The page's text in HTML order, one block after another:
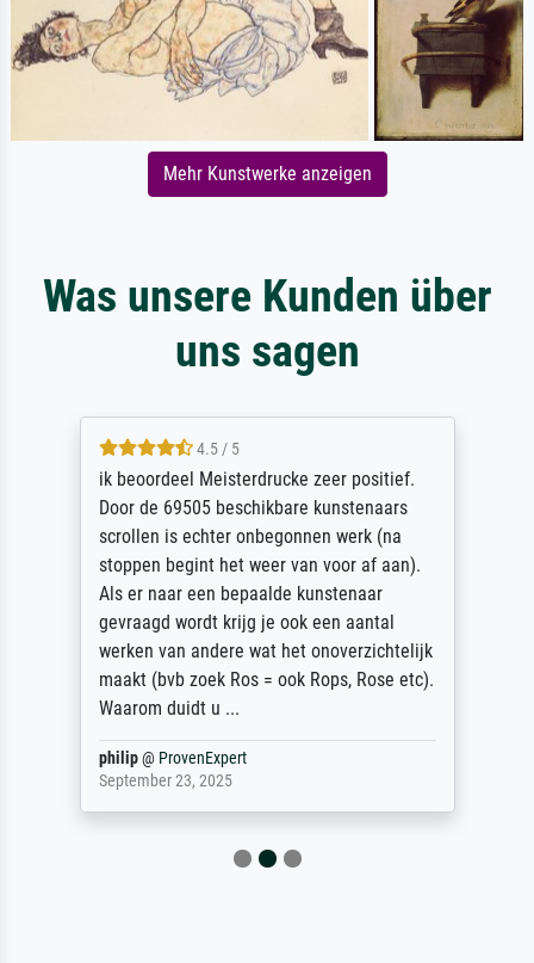
Mehr Kunstwerke anzeigen
Was unsere Kunden über
uns sagen
4.5 / 5
ik beoordeel Meisterdrucke zeer positief.
Door de 69505 beschikbare kunstenaars
scrollen is echter onbegonnen werk (na
stoppen begint het weer van voor af aan).
Als er naar een bepaalde kunstenaar
gevraagd wordt krijg je ook een aantal
werken van andere wat het onoverzichtelijk
maakt (bvb zoek Ros = ook Rops, Rose etc).
Waarom duidt u ...
philip@ ProvenExpert
September 23, 2025